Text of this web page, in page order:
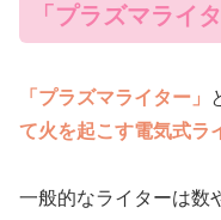
「プラズマライ
「プラズマライター」
て火を起こす電気式ラ
一般的なライターは数